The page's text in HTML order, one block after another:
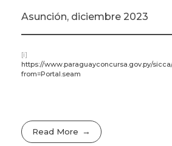
Asunción, diciembre 2023
[i]
https://www.paraguayconcursa.gov.py/
from=Portal.seam
Read More